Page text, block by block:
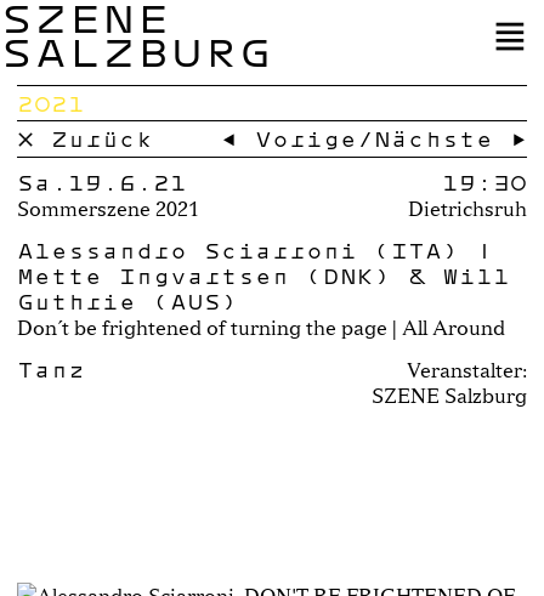
SZENE
SALZBURG
2021
× Zurück
← Vorige / Nächste →
Sa.19.6.21
Sommerszene 2021
19:30
Dietrichsruh
Alessandro Sciarroni (ITA) |
Mette Ingvartsen (DNK) & Will
Guthrie (AUS)
Don´t be frightened of turning the page | All Around
Tanz
Veranstalter:
SZENE Salzburg